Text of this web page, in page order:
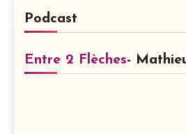
Podcast
Entre 2 Flèches-